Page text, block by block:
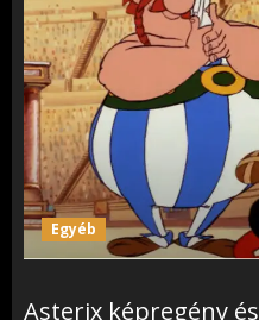
Egyéb
Asterix képregény